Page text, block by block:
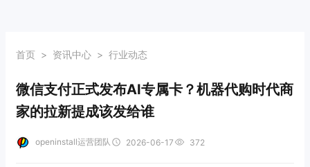
首页 > 资讯中心 > 行业动态
微信支付正式发布AI专属卡？机器代购时代商
家的拉新提成该发给谁
openinstall运营团队 2026-06-17 372